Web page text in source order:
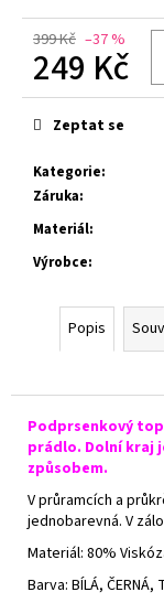
399 Kč –37 %
249 Kč
Měrná
cena:
Kategorie:
Záruka:
Materiál:
Výrobce:
Zeptat se
Popis
Podprsenkový
prádlo. Dolní kraj
způsobem.
V průramcích a
jednobarevná. V
Materiál: 80%
Barva: BÍLÁ, ČERNÁ,
GINA
58005
BAMBUS
Původně:
Kč